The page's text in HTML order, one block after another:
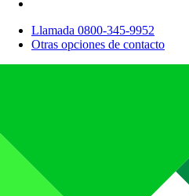
Llamada 0800-345-9952
Otras opciones de contacto